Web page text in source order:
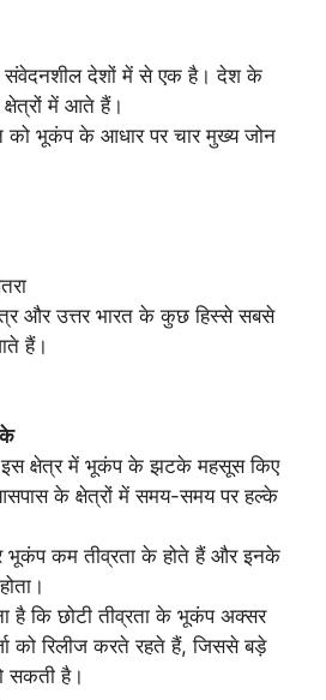
संवेदनशील देशों में से एक है। देश के
में आते हैं।
को भूकंप के आधार पर चार मुख्य जोन
क्षेत्र और उत्तर भारत के कुछ हिस्से सबसे
हैं।
इस क्षेत्र में भूकंप के झटके महसूस किए
के क्षेत्रों में समय-समय पर हल्के
भूकंप कम तीव्रता के होते हैं और इनके
है कि छोटी तीव्रता के भूकंप अक्सर
को रिलीज करते रहते हैं, जिससे बड़े
सकती है।